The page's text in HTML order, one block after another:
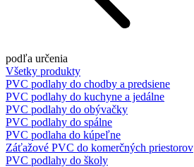
podľa určenia
Všetky produkty
PVC podlahy do chodby a predsiene
PVC podlahy do kuchyne a jedálne
PVC podlahy do obývačky
PVC podlahy do spálne
PVC podlaha do kúpeľne
Záťažové PVC do komerčných priestorov
PVC podlahy do školy